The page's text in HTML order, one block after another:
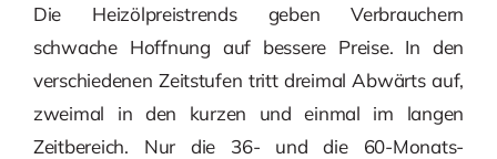
Die Heizölpreistrends geben Verbrauchern
schwache Hoffnung auf bessere Preise. In den
verschiedenen Zeitstufen tritt dreimal Abwärts auf,
zweimal in den kurzen und einmal im langen
Zeitbereich. Nur die 36- und die 60-Monats-